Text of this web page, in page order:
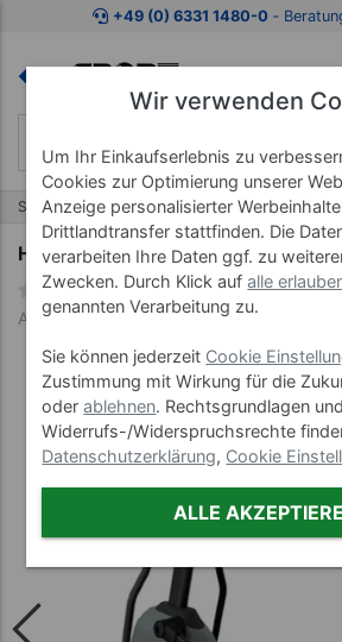
Zum Kaufbereich springen Zur
+49 (0) 6331 1480-0 ‐
Start Fitnessgeräte Crosstrainer
Horizon Fitness Elliptical
Art-Nr. 22215
Wir verwenden
Um Ihr Einkaufserlebnis zu
Cookies zur Optimierung unserer
Anzeige personalisierter
Drittlandtransfer stattfinden. Die
verarbeiten Ihre Daten ggf. zu
Zwecken. Durch Klick aufalle
genannten Verarbeitung zu.
Sie können jederzeit Cookie
Zustimmung mit Wirkung für die
oderablehnen. Rechtsgrundlagen
Widerrufs-/Widerspruchsrechte
Datenschutzerklärung, Cookie
ALLE